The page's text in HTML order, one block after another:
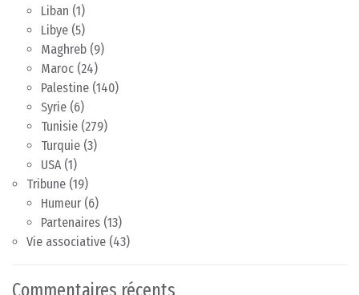
Liban (1)
Libye (5)
Maghreb (9)
Maroc (24)
Palestine (140)
Syrie (6)
Tunisie (279)
Turquie (3)
USA(1)
Tribune (19)
Humeur (6)
Partenaires (13)
Vie associative (43)
Commentaires récents